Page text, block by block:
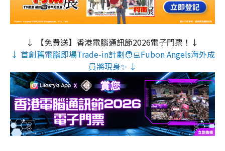
↓ 【免費送】香港電腦通訊節2026電子門票！↓
↓ 首創舊電腦即場Trade-in計劃🧑‍💻Fubon Angels海外成
員將現身✨ ↓